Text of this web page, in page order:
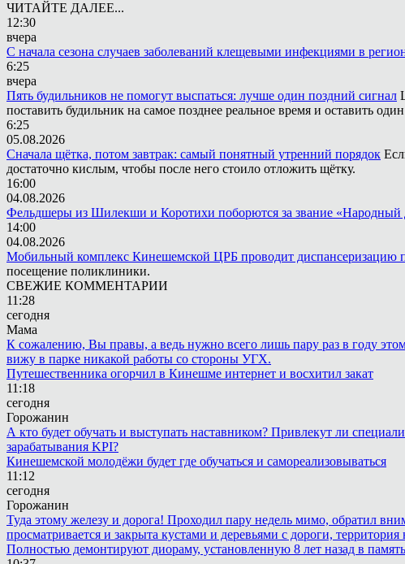
ЧИТАЙТЕ ДАЛЕЕ...
12:30
вчера
С начала сезона случаев заболеваний клещевыми инфекциями в
6:25
вчера
Пять будильников не помогут выспаться: лучше один поздний сигнал
поставить будильник на самое позднее реальное время и оставить
6:25
05.08.2026
Сначала щётка, потом завтрак: самый понятный утренний порядок
достаточно кислым, чтобы после него стоило отложить щётку.
16:00
04.08.2026
Фельдшеры из Шилекши и Коротихи поборются за звание «Народный
14:00
04.08.2026
Мобильный комплекс Кинешемской ЦРБ проводит диспансеризацию
посещение поликлиники.
СВЕЖИЕ КОММЕНТАРИИ
11:28
сегодня
Мама
К сожалению, Вы правы, а ведь нужно всего лишь пару раз в году
вижу в парке никакой работы со стороны УГХ.
Путешественника огорчил в Кинешме интернет и восхитил закат
11:18
сегодня
Горожанин
А кто будет обучать и выступать наставником? Привлекут ли
зарабатывания KPI?
Кинешемской молодёжи будет где обучаться и самореализовываться
11:12
сегодня
Горожанин
Туда этому железу и дорога! Проходил пару недель мимо, обратил
просматривается и закрыта кустами и деревьями с дороги,
Полностью демонтируют диораму, установленную 8 лет назад в